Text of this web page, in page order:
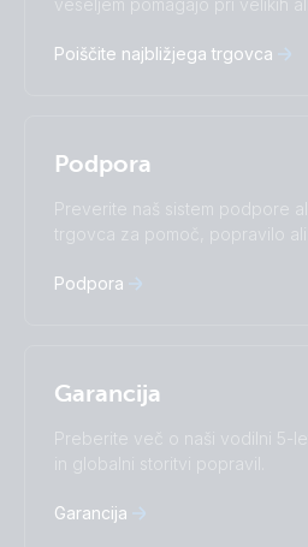
Español
Română
Türkçe
Русский
veseljem pomagajo pri velikih
Poiščite najbližjega trgovca
Podpora
Preverite naš sistem podpore
trgovca za pomoč, popravilo
Podpora
Garancija
Preberite več o naši vodilni 5-
in globalni storitvi popravil.
Garancija